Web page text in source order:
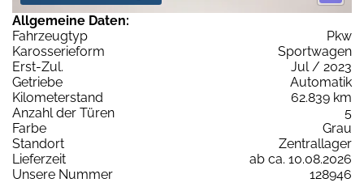
Allgemeine Daten:
Fahrzeugtyp
Pkw
Karosserieform
Sportwagen
Erst-Zul.
Jul / 2023
Getriebe
Automatik
Kilometerstand
62.839 km
Anzahl der Türen
5
Farbe
Grau
Standort
Zentrallager
Lieferzeit
ab ca. 10.08.2026
Unsere Nummer
128946